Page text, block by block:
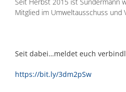
Mitglied im Umweltausschuss
Seit dabei…meldet euch
https://bit.ly/3dm2pSw